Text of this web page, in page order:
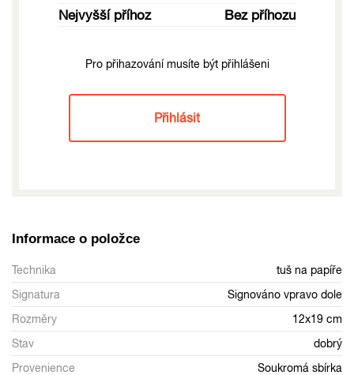
Nejvyšší příhoz Bez příhozu
Pro přihazování musíte být přihlášeni
Přihlásit
Informace o položce
Technika
tuš na papíře
Signatura
Signováno vpravo dole
Rozměry
12x19 cm
Stav
dobrý
Provenience
Soukromá sbírka